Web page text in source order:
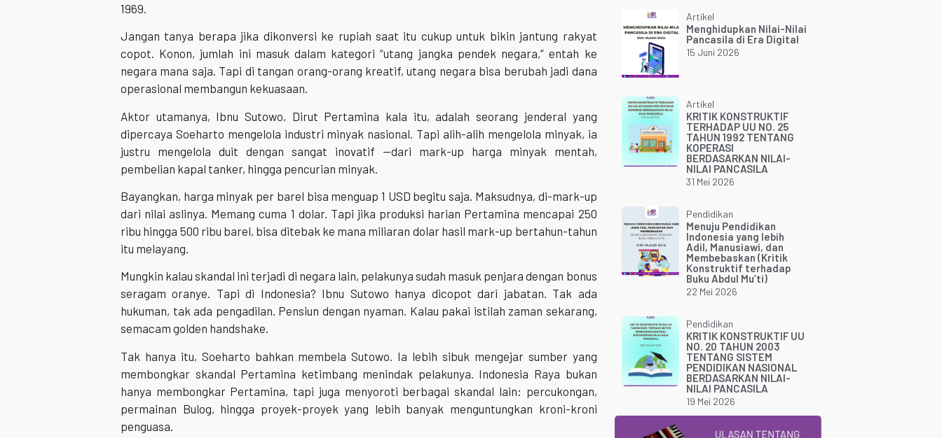
1969.
Jangan tanya berapa jika dikonversi ke rupiah saat itu cukup untuk bikin jantung rakyat
copot. Konon, jumlah ini masuk dalam kategori “utang jangka pendek negara,” entah ke
negara mana saja. Tapi di tangan orang-orang kreatif, utang negara bisa berubah jadi dana
operasional membangun kekuasaan.
Aktor utamanya, Ibnu Sutowo, Dirut Pertamina kala itu, adalah seorang jenderal yang
dipercaya Soeharto mengelola industri minyak nasional. Tapi alih-alih mengelola minyak, ia
justru mengelola duit dengan sangat inovatif —dari mark-up harga minyak mentah,
pembelian kapal tanker, hingga pencurian minyak.
Bayangkan, harga minyak per barel bisa menguap 1 USD begitu saja. Maksudnya, di-mark-up
dari nilai aslinya. Memang cuma 1 dolar. Tapi jika produksi harian Pertamina mencapai 250
ribu hingga 500 ribu barel, bisa ditebak ke mana miliaran dolar hasil mark-up bertahun-tahun
itu melayang.
Mungkin kalau skandal ini terjadi di negara lain, pelakunya sudah masuk penjara dengan bonus
seragam oranye. Tapi di Indonesia? Ibnu Sutowo hanya dicopot dari jabatan. Tak ada
hukuman, tak ada pengadilan. Pensiun dengan nyaman. Kalau pakai istilah zaman sekarang,
semacam golden handshake.
Tak hanya itu, Soeharto bahkan membela Sutowo. Ia lebih sibuk mengejar sumber yang
membongkar skandal Pertamina ketimbang menindak pelakunya. Indonesia Raya bukan
hanya membongkar Pertamina, tapi juga menyoroti berbagai skandal lain: percukongan,
permainan Bulog, hingga proyek-proyek yang lebih banyak menguntungkan kroni-kroni
penguasa.
Artikel
Menghidupkan Nilai-Nilai
Pancasila di Era Digital
15 Juni 2026
Artikel
KRITIK KONSTRUKTIF
TERHADAP UU NO. 25
TAHUN 1992 TENTANG
KOPERASI
BERDASARKAN NILAI-
NILAI PANCASILA
31 Mei 2026
Pendidikan
Menuju Pendidikan
Indonesia yang lebih
Adil, Manusiawi, dan
Membebaskan (Kritik
Konstruktif terhadap
Buku Abdul Mu’ti)
22 Mei 2026
Pendidikan
KRITIK KONSTRUKTIF UU
NO. 20 TAHUN 2003
TENTANG SISTEM
PENDIDIKAN NASIONAL
BERDASARKAN NILAI-
NILAI PANCASILA
19 Mei 2026